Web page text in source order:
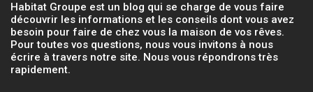
Habitat Groupe est un blog qui se charge de vous faire
découvrir les informations et les conseils dont vous avez
besoin pour faire de chez vous la maison de vos rêves.
Pour toutes vos questions, nous vous invitons à nous
écrire à travers notre site. Nous vous répondrons très
rapidement.